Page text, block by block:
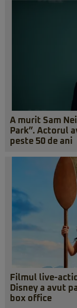
A murit Sam
Park”. Actorul
peste 50 de ani
Filmul live-
Disney a avut
box office